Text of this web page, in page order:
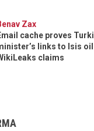
Zax
cache proves
links to Isis
claims